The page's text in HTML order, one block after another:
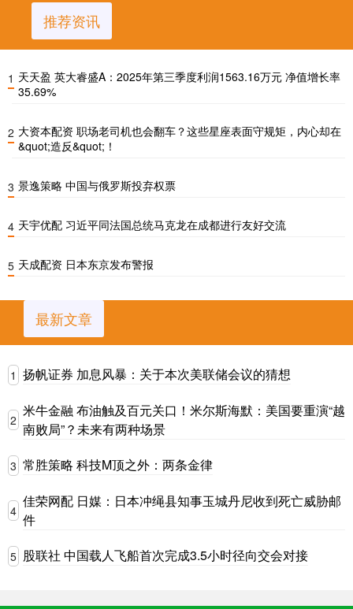
推荐资讯
1 天天盈 英大睿盛A：2025年第三季度利润1563.16万元 净值增长率
35.69%
2 大资本配资 职场老司机也会翻车？这些星座表面守规矩，内心却在
&quot;造反&quot;！
3 景逸策略 中国与俄罗斯投弃权票
4 天宇优配 习近平同法国总统马克龙在成都进行友好交流
5 天成配资 日本东京发布警报
最新文章
1 扬帆证券 加息风暴：关于本次美联储会议的猜想
2
米牛金融 布油触及百元关口！米尔斯海默：美国要重演“越
南败局”？未来有两种场景
3 常胜策略 科技M顶之外：两条金律
4
佳荣网配 日媒：日本冲绳县知事玉城丹尼收到死亡威胁邮
件
5 股联社 中国载人飞船首次完成3.5小时径向交会对接